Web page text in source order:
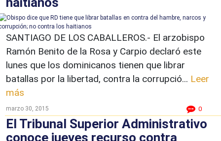
SANTIAGO DE LOS CABALLEROS.- El arzobispo
Ramón Benito de la Rosa y Carpio declaró este
lunes que los dominicanos tienen que librar
batallas por la libertad, contra la corrupció... Leer
más
marzo 30, 2015 0
El Tribunal Superior Administrativo
conoce jueves recurso contra